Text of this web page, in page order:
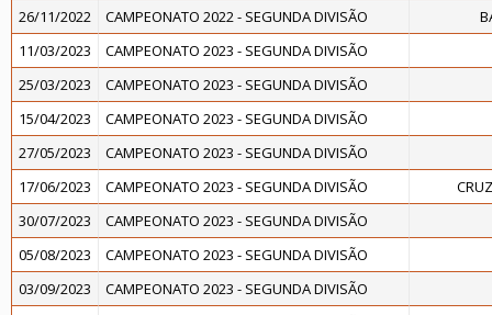
26/11/2022
CAMPEONATO 2022 - SEGUNDA DIVISÃO
11/03/2023
CAMPEONATO 2023 - SEGUNDA DIVISÃO
25/03/2023
CAMPEONATO 2023 - SEGUNDA DIVISÃO
15/04/2023
CAMPEONATO 2023 - SEGUNDA DIVISÃO
27/05/2023
CAMPEONATO 2023 - SEGUNDA DIVISÃO
17/06/2023
CAMPEONATO 2023 - SEGUNDA DIVISÃO
30/07/2023
CAMPEONATO 2023 - SEGUNDA DIVISÃO
05/08/2023
CAMPEONATO 2023 - SEGUNDA DIVISÃO
03/09/2023
CAMPEONATO 2023 - SEGUNDA DIVISÃO